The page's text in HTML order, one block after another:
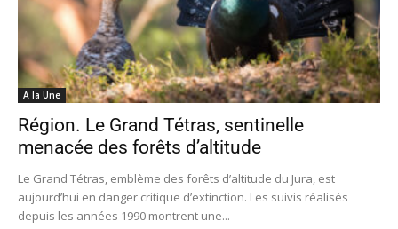
A la Une
Région. Le Grand Tétras, sentinelle
menacée des forêts d’altitude
Le Grand Tétras, emblème des forêts d’altitude du Jura, est
aujourd’hui en danger critique d’extinction. Les suivis réalisés
depuis les années 1990 montrent une...